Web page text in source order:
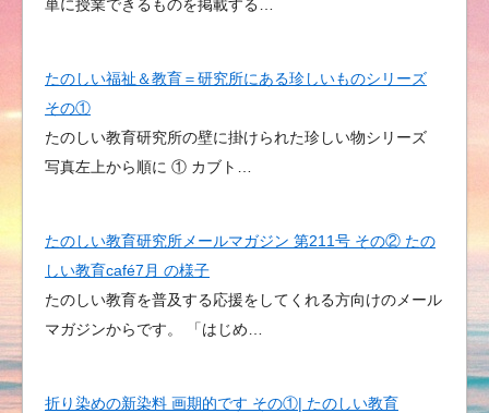
単に授業できるものを掲載する…
たのしい福祉＆教育＝研究所にある珍しいものシリーズ
その①
たのしい教育研究所の壁に掛けられた珍しい物シリーズ
写真左上から順に ① カブト…
たのしい教育研究所メールマガジン 第211号 その② たの
しい教育café7月 の様子
たのしい教育を普及する応援をしてくれる方向けのメール
マガジンからです。 「はじめ…
折り染めの新染料 画期的です その①| たのしい教育